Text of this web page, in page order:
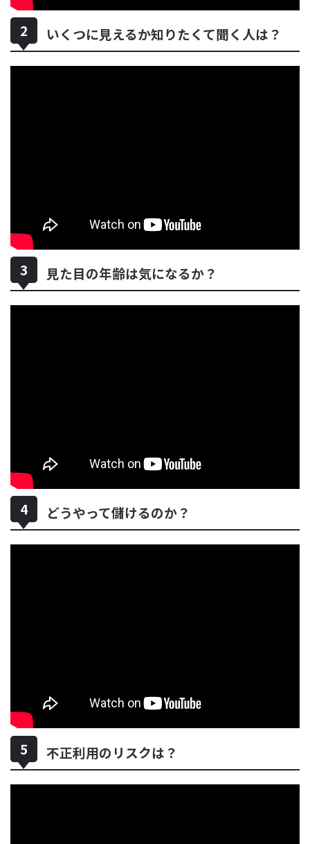
いくつに見えるか知りたくて聞く人は？
見た目の年齢は気になるか？
どうやって儲けるのか？
不正利用のリスクは？